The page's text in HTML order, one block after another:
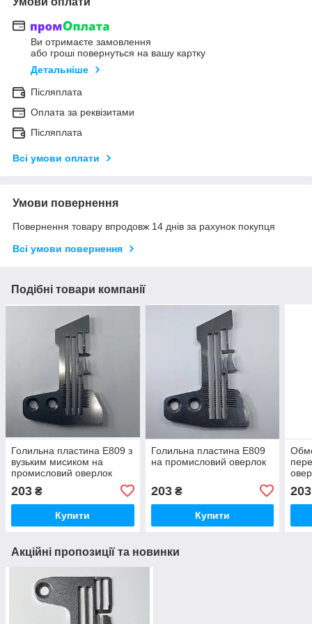
Ви отримаєте замовлення
або гроші повернуться на вашу картку
Детальніше
Післяплата
Оплата за реквізитами
Післяплата
Всі умови оплати
Умови повернення
Повернення товару впродовж 14 днів за рахунок покупця
Всі умови повернення
Подібні товари компанії
Голильна пластина E809 з
вузьким мисиком на
промисловий оверлок
203 ₴
Купити
Голильна пластина E809
на промисловий оверлок
203₴
Купити
203
Акційні пропозиції та новинки